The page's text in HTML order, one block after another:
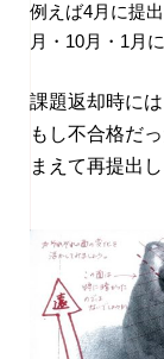
例えば4月に提
月・10月・1月
課題返却時に
もし不合格だ
まえて再提出